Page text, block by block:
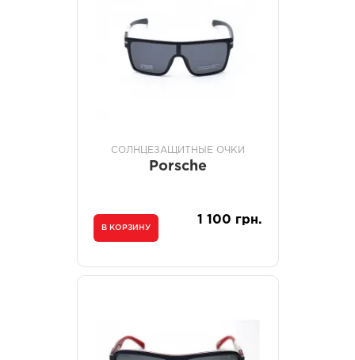
СОЛНЦЕЗАЩИТНЫЕ ОЧКИ
Porsche
В КОРЗИНУ
1 100 грн.